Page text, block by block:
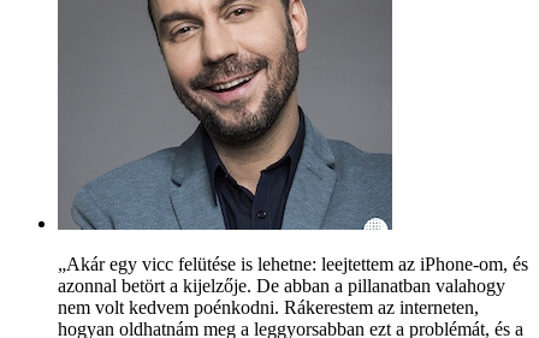
„Akár egy vicc felütése is lehetne: leejtettem az iPhone-om, és
azonnal betört a kijelzője. De abban a pillanatban valahogy
nem volt kedvem poénkodni. Rákerestem az interneten,
hogyan oldhatnám meg a leggyorsabban ezt a problémát, és a